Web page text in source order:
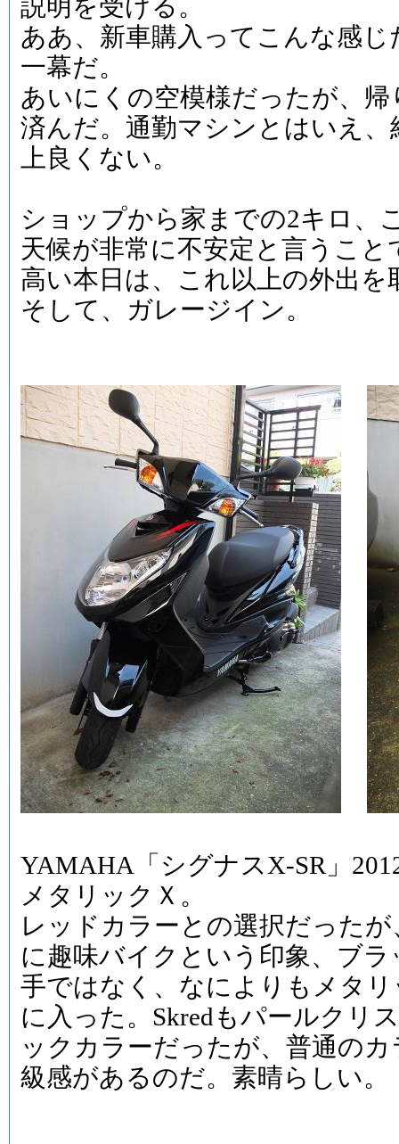
説明を受ける。
ああ、新車購入ってこんな感
一幕だ。
あいにくの空模様だったが、
済んだ。通勤マシンとはいえ
上良くない。
ショップから家までの2キロ、
天候が非常に不安定と言うこ
高い本日は、これ以上の外出
そして、ガレージイン。
YAMAHA「シグナスX-SR」
メタリックＸ。
レッドカラーとの選択だった
に趣味バイクという印象、ブ
手ではなく、なによりもメタ
に入った。Skredもパールクリ
ックカラーだったが、普通の
級感があるのだ。素晴らしい。